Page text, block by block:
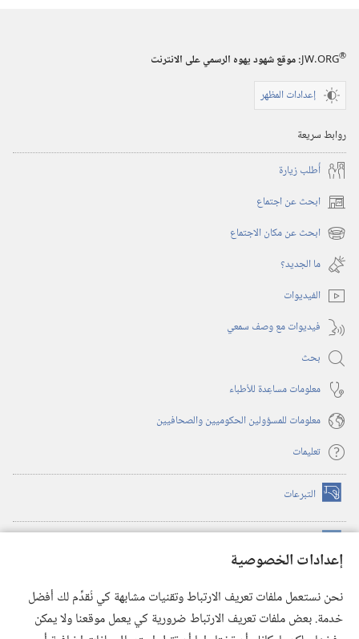
إعدادات الخصوصية
نحن نستعمل ملفات تعريف الارتباط وتقنيات مشابهة كي نُقدِّم لك أفضل
خدمة. بعض ملفات تعريف الارتباط ضرورية كي يعمل موقعنا ولا يمكن
JW.ORG®
:‏ موقع شهود يهوه الرسمي على الانترنت
إعدادات المظهر
روابط سريعة
أُطلب زيارة
ابحث عن اجتماع (يفتح
نافذة ابحث عن مكان الاجتماع (يفتح
نافذة
جديدة)
ما الجديد؟‏
الفيديوات
فيديوات مع وصف سمعي
بحث
معلومات مساعِدة للأطباء
معلومات للمسؤولين الحكوميين والصحافيين
تعليمات
التبرعات (يفتح
نافذة
(يفتح
نافذة
(يفتح
نافذة
جديدة) تطبيق ®
JW Library